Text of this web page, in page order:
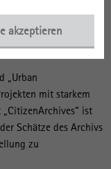
akzeptieren
Teil der
„Zeitgeschichte und
„Urban
mit starkem
ist
Schätze des Archivs
zu